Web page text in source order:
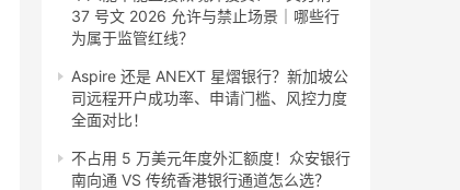
37 号文 2026 允许与禁止场景｜哪些行
为属于监管红线？
Aspire 还是 ANEXT 星熠银行？新加坡公
司远程开户成功率、申请门槛、风控力度
全面对比！
不占用 5 万美元年度外汇额度！众安银行
南向通 VS 传统香港银行通道怎么选？